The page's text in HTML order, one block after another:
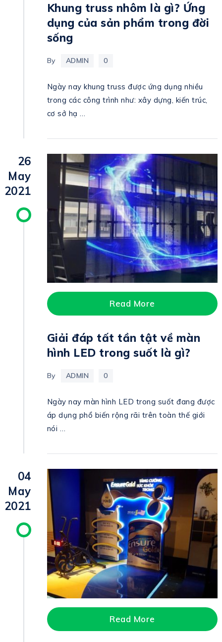
Khung truss nhôm là gì? Ứng
dụng của sản phẩm trong đời
sống
By ADMIN 0
Ngày nay khung truss được ứng dụng nhiều
trong các công trình như: xây dựng, kiến trúc,
cơ sở hạ …
26
May
2021
Read More
Giải đáp tất tần tật về màn
hình LED trong suốt là gì?
By ADMIN 0
Ngày nay màn hình LED trong suốt đang được
áp dụng phổ biến rộng rãi trên toàn thế giới
nói …
04
May
2021
Read More